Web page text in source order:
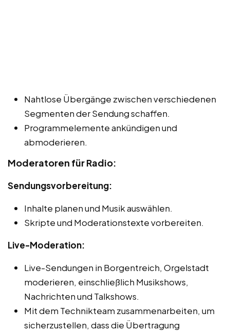
Nahtlose Übergänge zwischen verschiedenen
Segmenten der Sendung schaffen.
Programmelemente ankündigen und
abmoderieren.
Moderatoren für Radio:
Sendungsvorbereitung:
Inhalte planen und Musik auswählen.
Skripte und Moderationstexte vorbereiten.
Live-Moderation:
Live-Sendungen in Borgentreich, Orgelstadt
moderieren, einschließlich Musikshows,
Nachrichten und Talkshows.
Mit dem Technikteam zusammenarbeiten, um
sicherzustellen, dass die Übertragung